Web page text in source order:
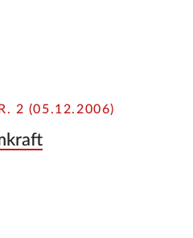
2 (05.12.2006)